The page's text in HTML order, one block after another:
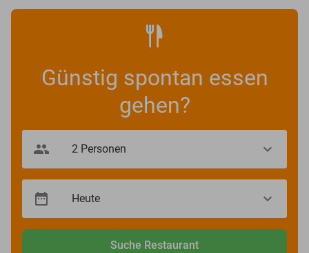
Günstig spontan essen
gehen?
Suche Restaurant